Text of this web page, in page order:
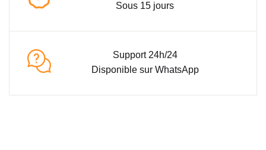
Sous 15 jours
Support 24h/24
Disponible sur WhatsApp